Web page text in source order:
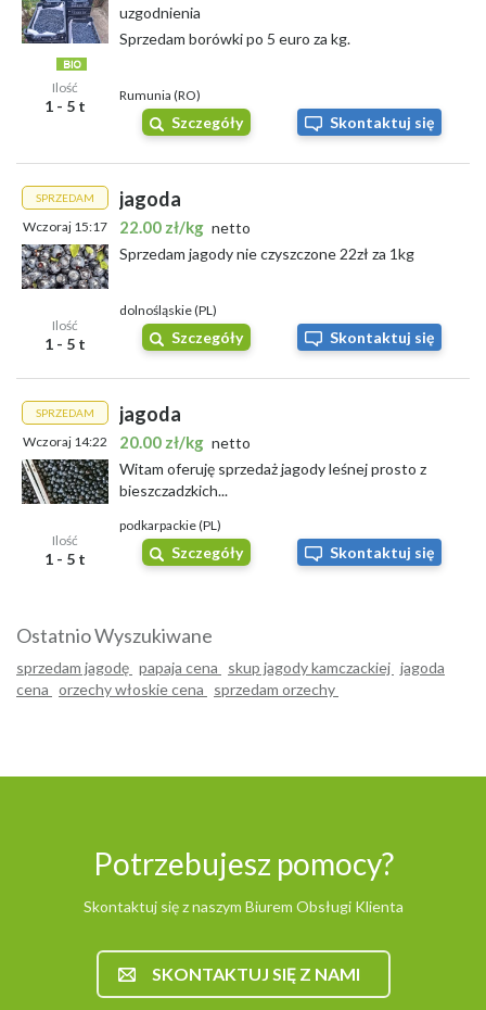
Ilość
1 - 5 t
uzgodnienia
Sprzedam borówki po 5 euro za kg.
Rumunia (RO)
Szczegóły Skontaktuj się
SPRZEDAM
Wczoraj 15:17
Ilość
1 - 5 t
jagoda
22.00 zł/kg netto
Sprzedam jagody nie czyszczone 22zł za 1kg
dolnośląskie (PL)
Szczegóły Skontaktuj się
SPRZEDAM
Wczoraj 14:22
Ilość
1 - 5 t
jagoda
20.00 zł/kg netto
Witam oferuję sprzedaż jagody leśnej prosto z
bieszczadzkich...
podkarpackie (PL)
Szczegóły Skontaktuj się
Ostatnio Wyszukiwane
sprzedam jagodę papaja cena skup jagody kamczackiej jagoda
cena orzechy włoskie cena sprzedam orzechy
Potrzebujesz pomocy?
Skontaktuj się z naszym Biurem Obsługi Klienta
SKONTAKTUJ SIĘ Z NAMI